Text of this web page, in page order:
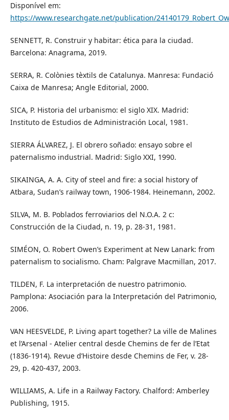
Disponível em:
https://www.researchgate.net/publication/
SENNETT, R. Construir y habitar: ética para la ciudad.
Barcelona: Anagrama, 2019.
SERRA, R. Colònies tèxtils de Catalunya. Manresa: Fundació
Caixa de Manresa; Angle Editorial, 2000.
SICA, P. Historia del urbanismo: el siglo XIX. Madrid:
Instituto de Estudios de Administración Local, 1981.
SIERRA ÁLVAREZ, J. El obrero soñado: ensayo sobre el
paternalismo industrial. Madrid: Siglo XXI, 1990.
SIKAINGA, A. A. City of steel and fire: a social history of
Atbara, Sudan’s railway town, 1906-1984. Heinemann, 2002.
SILVA, M. B. Poblados ferroviarios del N.O.A. 2 c:
Construcción de la Ciudad, n. 19, p. 28-31, 1981.
SIMÉON, O. Robert Owen’s Experiment at New Lanark: from
paternalism to socialismo. Cham: Palgrave Macmillan, 2017.
TILDEN, F. La interpretación de nuestro patrimonio.
Pamplona: Asociación para la Interpretación del Patrimonio,
2006.
VAN HEESVELDE, P. Living apart together? La ville de Malines
et l’Arsenal - Atelier central desde Chemins de fer de l’Etat
(1836-1914). Revue d’Histoire desde Chemins de Fer, v. 28-
29, p. 420-437, 2003.
WILLIAMS, A. Life in a Railway Factory. Chalford: Amberley
Publishing, 1915.